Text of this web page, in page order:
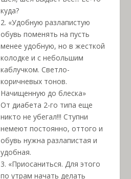
куда?
2. «Удобную разлапистую
обувь поменять на пусть
менее удобную, но в жесткой
колодке и с небольшим
каблучком. Светло-
коричневых тонов.
Начищенную до блеска»
От диабета 2-го типа еще
никто не убегал!!! Ступни
немеют постоянно, оттого и
обувь нужна разлапистая и
удобная.
3. «Приосаниться. Для этого
по утрам начать делать